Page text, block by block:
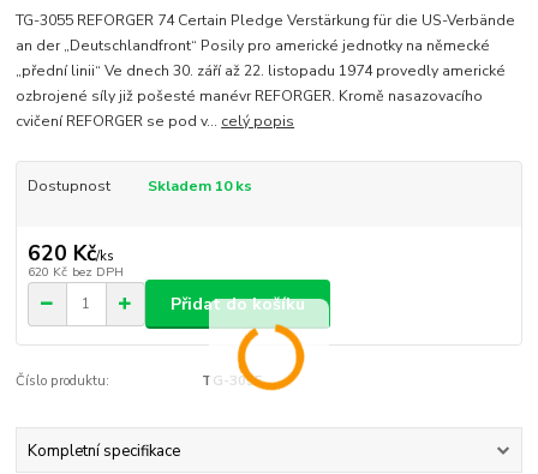
TG-3055 REFORGER 74 Certain Pledge Verstärkung für die US-Verbände
an der „Deutschlandfront“ Posily pro americké jednotky na německé
„přední linii“ Ve dnech 30. září až 22. listopadu 1974 provedly americké
ozbrojené síly již pošesté manévr REFORGER. Kromě nasazovacího
cvičení REFORGER se pod v... celý popis
Dostupnost Skladem 10 ks
620 Kč/ks
620 Kč bez DPH
Přidat do košíku
Číslo produktu: TG-3055
Kompletní specifikace